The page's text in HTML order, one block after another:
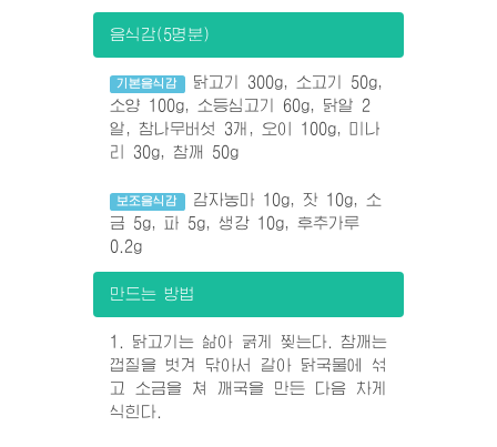
음식감(5명분)
기본음식감
닭고기 300g, 소고기 50g,
소양 100g, 소등심고기 60g, 닭알 2
알, 참나무버섯 3개, 오이 100g, 미나
리 30g, 참깨 50g
보조음식감
감자농마 10g, 잣 10g, 소
금 5g, 파 5g, 생강 10g, 후추가루
0.2g
만드는 방법
1. 닭고기는 삶아 굵게 찢는다. 참깨는
껍질을 벗겨 닦아서 갈아 닭국물에 섞
고 소금을 쳐 깨국을 만든 다음 차게
식힌다.